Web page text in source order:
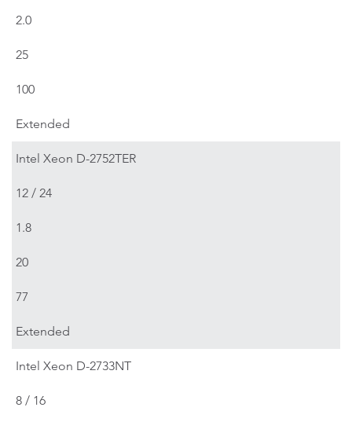
2.0
25
100
Extended
Intel Xeon D-2752TER
12 / 24
1.8
20
77
Extended
Intel Xeon D-2733NT
8 / 16